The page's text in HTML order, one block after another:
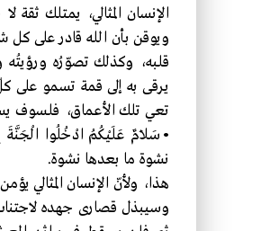
الإنسان المثالي، يمتلك ثقة
ويوقن بأن الله قادر على كل
قلبه، وكذلك تصوّرُه
يرقى به إلى قمة تسمو على
نشوة ما بعدها نشوة.
هذا، ولأنّ الإنسان
وسيبذل قصارى جهده